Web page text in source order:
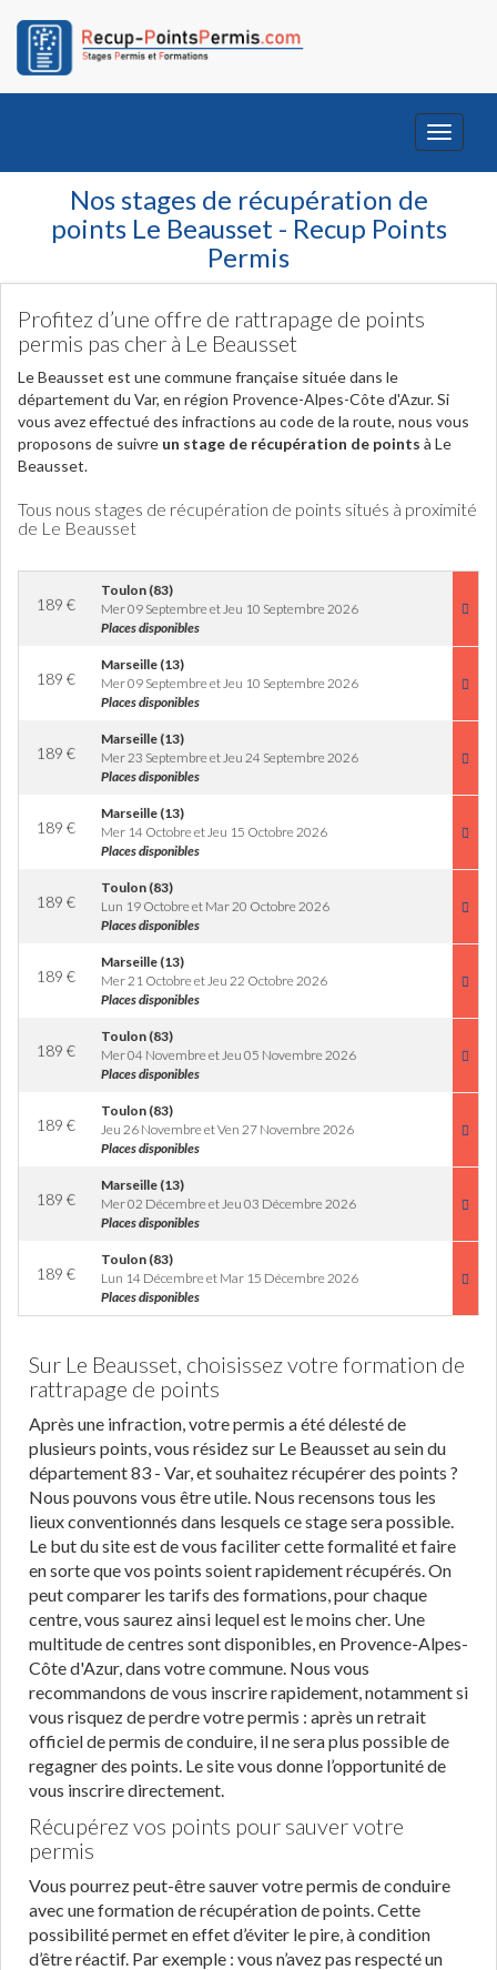
Toggle
Nos stages de récupération de
points Le Beausset - Recup Points
Permis
Profitez d’une offre de rattrapage de points
permis pas cher à Le Beausset
Le Beausset est une commune française située dans le
département du Var, en région Provence-Alpes-Côte d'Azur. Si
vous avez effectué des infractions au code de la route, nous vous
proposons de suivre un stage de récupération de points à Le
Beausset.
Tous nous stages de récupération de points situés à proximité
de Le Beausset
189 €
Toulon (83)
Mer 09 Septembre et Jeu 10 Septembre 2026
Places disponibles
189 €
Marseille (13)
Mer 09 Septembre et Jeu 10 Septembre 2026
Places disponibles
189 €
Marseille (13)
Mer 23 Septembre et Jeu 24 Septembre 2026
Places disponibles
189 €
Marseille (13)
Mer 14 Octobre et Jeu 15 Octobre 2026
Places disponibles
189 €
Toulon (83)
Lun 19 Octobre et Mar 20 Octobre 2026
Places disponibles
189 €
Marseille (13)
Mer 21 Octobre et Jeu 22 Octobre 2026
Places disponibles
189 €
Toulon (83)
Mer 04 Novembre et Jeu 05 Novembre 2026
Places disponibles
189 €
Toulon (83)
Jeu 26 Novembre et Ven 27 Novembre 2026
Places disponibles
189 €
Marseille (13)
Mer 02 Décembre et Jeu 03 Décembre 2026
Places disponibles
189 €
Toulon (83)
Lun 14 Décembre et Mar 15 Décembre 2026
Places disponibles
Sur Le Beausset, choisissez votre formation de
rattrapage de points
Après une infraction, votre permis a été délesté de
plusieurs points, vous résidez sur Le Beausset au sein du
département 83 - Var, et souhaitez récupérer des points ?
Nous pouvons vous être utile. Nous recensons tous les
lieux conventionnés dans lesquels ce stage sera possible.
Le but du site est de vous faciliter cette formalité et faire
en sorte que vos points soient rapidement récupérés. On
peut comparer les tarifs des formations, pour chaque
centre, vous saurez ainsi lequel est le moins cher. Une
multitude de centres sont disponibles, en Provence-Alpes-
Côte d'Azur, dans votre commune. Nous vous
recommandons de vous inscrire rapidement, notamment si
vous risquez de perdre votre permis : après un retrait
officiel de permis de conduire, il ne sera plus possible de
regagner des points. Le site vous donne l’opportunité de
vous inscrire directement.
Récupérez vos points pour sauver votre
permis
Vous pourrez peut-être sauver votre permis de conduire
avec une formation de récupération de points. Cette
possibilité permet en effet d’éviter le pire, à condition
d’être réactif. Par exemple : vous n’avez pas respecté un